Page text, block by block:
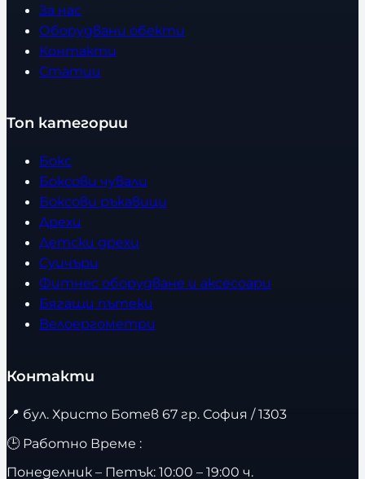
За нас
Оборудвани обекти
Контакти
Статии
Топ категории
Бокс
Боксови чували
Боксови ръкавици
Дрехи
Детски дрехи
Суичъри
Фитнес оборудване и аксесоари
Бягащи пътеки
Велоергометри
Контакти
📍 бул. Христо Ботев 67 гр. София / 1303
🕒 Работно Време :
Понеделник – Петък: 10:00 – 19:00 ч.